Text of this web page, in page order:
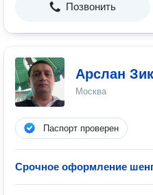
Позвонить
Арслан
Москва
Паспорт проверен
Срочное оформление